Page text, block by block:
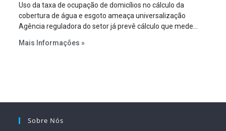
Uso da taxa de ocupação de domicílios no cálculo da
cobertura de água e esgoto ameaça universalização
Agência reguladora do setor já prevê cálculo que mede
Mais Informações »
Sobre Nós